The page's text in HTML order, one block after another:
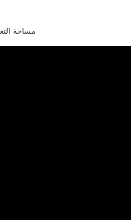
لن تحمينا مذاهبنا ولا طوائفنا
المذاهب ليست قدرًا لا يمكن
مساحة